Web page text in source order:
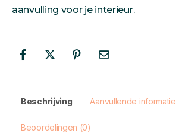
aanvulling voor je interieur.
Beschrijving Aanvullende informatie
Beoordelingen (0)